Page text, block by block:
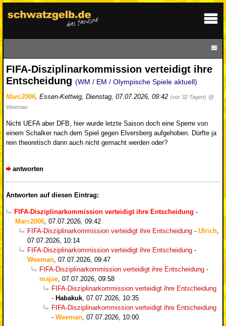
FIFA-Disziplinarkommission verteidigt ihre
Entscheidung (WM / EM / Olympische Spiele aktuell)
Marc2006, Essen-Kettwig, Dienstag, 07.07.2026, 09:42 (vor 32 Tagen) @
Weeman
Nicht UEFA aber DFB, hier wurde letzte Saison doch eine Sperre von
einem Schalker nach dem Spiel gegen Elversberg aufgehoben. Dürfte ja
rein theoretisch dann auch nicht gemacht werden oder?
antworten
Antworten auf diesen Eintrag:
FIFA-Disziplinarkommission verteidigt ihre Entscheidung -
Marc2006, 07.07.2026, 09:42
FIFA-Disziplinarkommission verteidigt ihre Entscheidung - Ulrich,
07.07.2026, 10:14
FIFA-Disziplinarkommission verteidigt ihre Entscheidung -
Weeman, 07.07.2026, 09:47
FIFA-Disziplinarkommission verteidigt ihre Entscheidung -
majae, 07.07.2026, 09:58
FIFA-Disziplinarkommission verteidigt ihre Entscheidung
- Habakuk, 07.07.2026, 10:35
FIFA-Disziplinarkommission verteidigt ihre Entscheidung
- Weeman, 07.07.2026, 10:00